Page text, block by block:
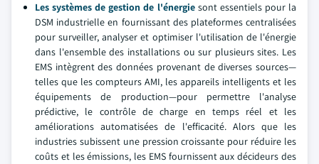
Les systèmes de gestion de l'énergiesont essentiels pour la
DSM industrielle en fournissant des plateformes centralisées
pour surveiller, analyser et optimiser l'utilisation de l'énergie
dans l'ensemble des installations ou sur plusieurs sites. Les
EMS intègrent des données provenant de diverses sources—
telles que les compteurs AMI, les appareils intelligents et les
équipements de production—pour permettre l'analyse
prédictive, le contrôle de charge en temps réel et les
améliorations automatisées de l'efficacité. Alors que les
industries subissent une pression croissante pour réduire les
coûts et les émissions, les EMS fournissent aux décideurs des